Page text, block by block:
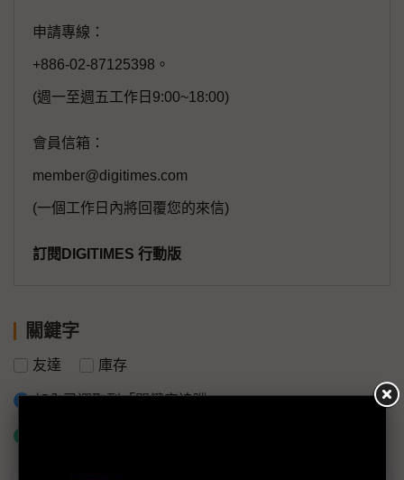
申請專線：
+886-02-87125398。
(週一至週五工作日9:00~18:00)
會員信箱：
member@digitimes.com
(一個工作日內將回覆您的來信)
訂閱DIGITIMES 行動版
關鍵字
友達 庫存
加入已選取到「關鍵字追蹤」